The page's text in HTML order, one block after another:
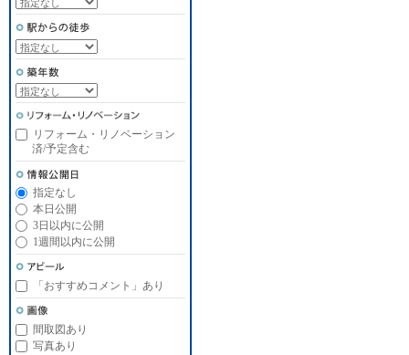
リフォーム・リノベーション
済/予定含む
指定なし
本日公開
3日以内に公開
1週間以内に公開
「おすすめコメント」あり
間取図あり
写真あり